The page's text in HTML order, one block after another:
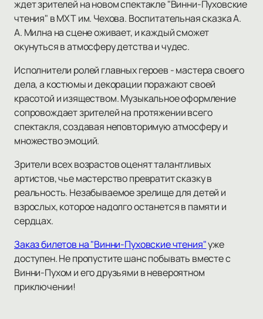
ждет зрителей на новом спектакле "Винни-Пуховские
чтения" в МХТ им. Чехова. Воспитательная сказка А.
А. Милна на сцене оживает, и каждый сможет
окунуться в атмосферу детства и чудес.
Исполнители ролей главных героев - мастера своего
дела, а костюмы и декорации поражают своей
красотой и изяществом. Музыкальное оформление
сопровождает зрителей на протяжении всего
спектакля, создавая неповторимую атмосферу и
множество эмоций.
Зрители всех возрастов оценят талантливых
артистов, чье мастерство превратит сказку в
реальность. Незабываемое зрелище для детей и
взрослых, которое надолго останется в памяти и
сердцах.
Заказ билетов на "Винни-Пуховские чтения"уже
доступен. Не пропустите шанс побывать вместе с
Винни-Пухом и его друзьями в невероятном
приключении!